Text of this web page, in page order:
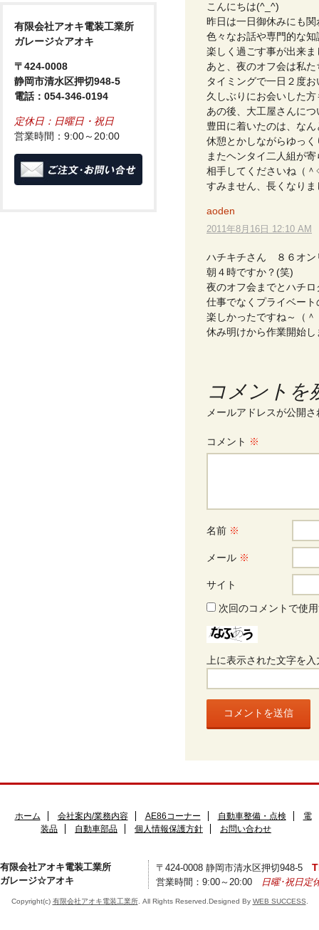
こんにちは(^_^)
昨日は一日御休みにも
色々なお話や専門的な
楽しく過ごす事が出来
あと、夜のオフ会は私
タイミングで一日２度
久しぶりにお会いした
あの後、大工屋さんに
豊田に着いたのは、な
休憩とかしながらゆっ
またヘンタイ二人組が
相手してくださいね（
すみません、長くなりま
aoden
2011年8月16日 12:10 AM
ハチキチさん ８６オ
朝４時ですか？(笑)
夜のオフ会までとハチ
仕事でなくプライベー
楽しかったですね～（＾
休み明けから作業開始
コメントを
メールアドレスが公開
コメント ※
名前 ※
メール ※
サイト
次回のコメントで使
上に表示された文字を
有限会社アオキ電装工業所
ガレージ☆アオキ
〒424-0008
静岡市清水区押切948-5
電話：054-346-0194
定休日：日曜日・祝日
営業時間：9:00～20:00
ホーム 会社案内/業務内容 AE86コーナー 自動車整備・点検
電
装品
自動車部品 個人情報保護方針 お問い合わせ
有限会社アオキ電装工業所
ガレージ☆アオキ
〒424-0008 静岡市清水区押切948-5
営業時間：9:00～20:00 日曜･祝日定
Copyright(c) 有限会社アオキ電装工業所. All Rights Reserved.Designed By WEB SUCCESS